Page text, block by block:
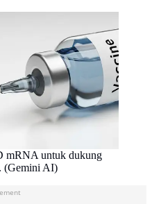
mRNA untuk dukung
(Gemini AI)